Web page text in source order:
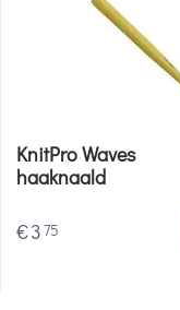
KnitPro Waves
haaknaald
€375